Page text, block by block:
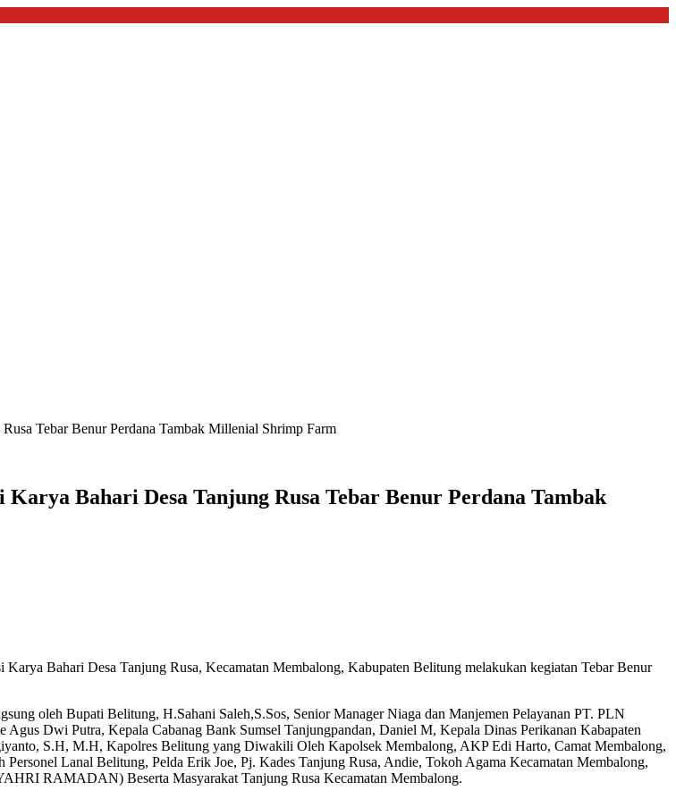
Tebar Benur Perdana Tambak Millenial Shrimp Farm
Bahari Desa Tanjung Rusa Tebar Benur Perdana Tambak
Bahari Desa Tanjung Rusa, Kecamatan Membalong, Kabupaten Belitung melakukan kegiatan Tebar Benur
oleh Bupati Belitung, H.Sahani Saleh,S.Sos, Senior Manager Niaga dan Manjemen Pelayanan PT. PLN
Dwi Putra, Kepala Cabanag Bank Sumsel Tanjungpandan, Daniel M, Kepala Dinas Perikanan Kabapaten
S.H, M.H, Kapolres Belitung yang Diwakili Oleh Kapolsek Membalong, AKP Edi Harto, Camat Membalong,
Lanal Belitung, Pelda Erik Joe, Pj. Kades Tanjung Rusa, Andie, Tokoh Agama Kecamatan Membalong,
RAMADAN) Beserta Masyarakat Tanjung Rusa Kecamatan Membalong.